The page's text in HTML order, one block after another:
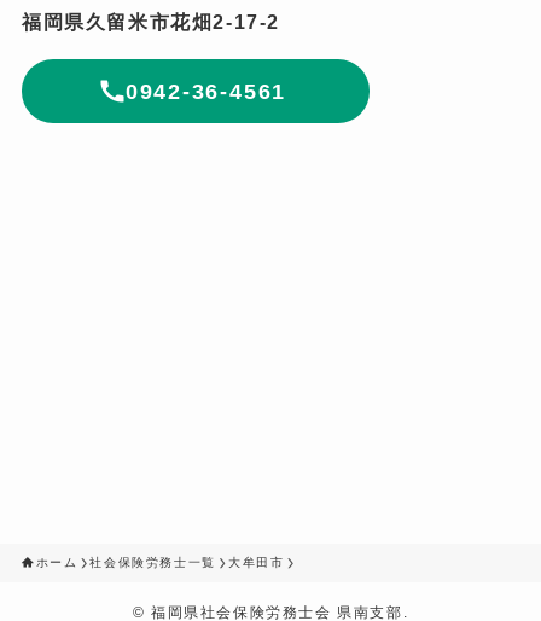
福岡県久留米市花畑2-17-2
0942-36-4561
ホーム 社会保険労務士一覧 大牟田市
© 福岡県社会保険労務士会 県南支部.